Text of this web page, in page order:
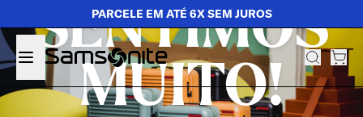
PARCELE EM ATÉ 6X SEM JUROS
SENTIMOS
MUITO!